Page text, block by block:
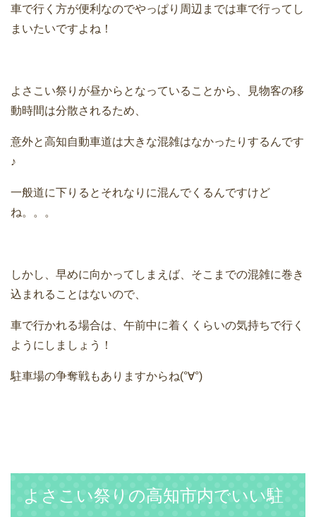
車で行く方が便利なのでやっぱり周辺までは車で行ってし
まいたいですよね！
よさこい祭りが昼からとなっていることから、見物客の移
動時間は分散されるため、
意外と高知自動車道は大きな混雑はなかったりするんです
♪
一般道に下りるとそれなりに混んでくるんですけど
ね。。。
しかし、早めに向かってしまえば、そこまでの混雑に巻き
込まれることはないので、
車で行かれる場合は、午前中に着くくらいの気持ちで行く
ようにしましょう！
駐車場の争奪戦もありますからね(°∀°)
よさこい祭りの高知市内でいい駐